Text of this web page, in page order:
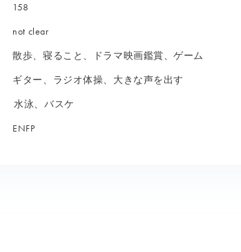
158
not clear
散歩、寝ること、ドラマ映画鑑賞、ゲーム
ギター、ラジオ体操、大きな声を出す
水泳、バスケ
ENFP